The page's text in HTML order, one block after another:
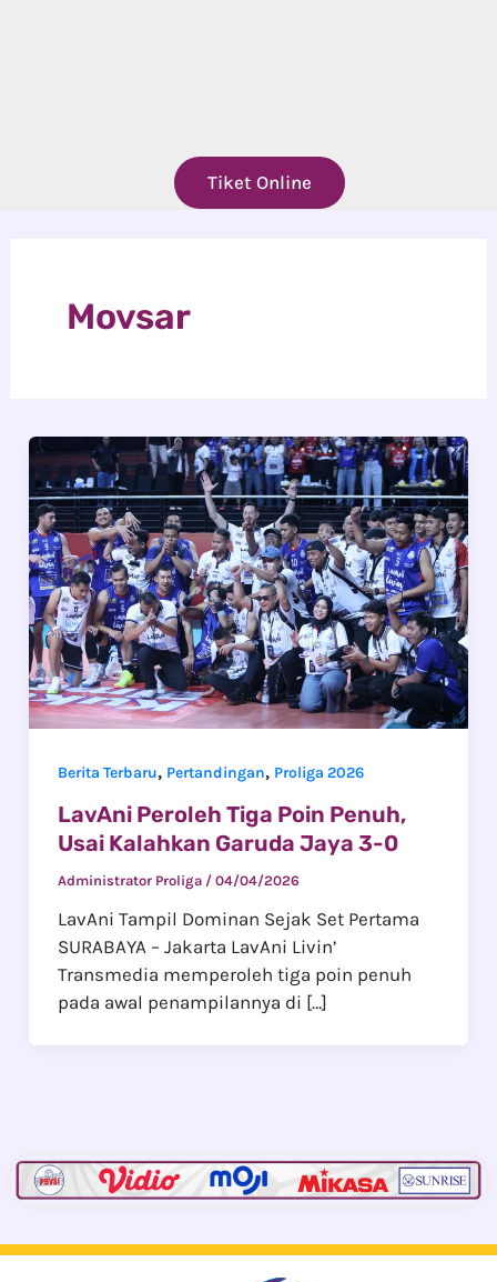
Tiket Online
Movsar
Berita Terbaru, Pertandingan, Proliga 2026
LavAni Peroleh Tiga Poin Penuh,
Usai Kalahkan Garuda Jaya 3-0
Administrator Proliga / 04/04/2026
LavAni Tampil Dominan Sejak Set Pertama
SURABAYA – Jakarta LavAni Livin’
Transmedia memperoleh tiga poin penuh
pada awal penampilannya di […]